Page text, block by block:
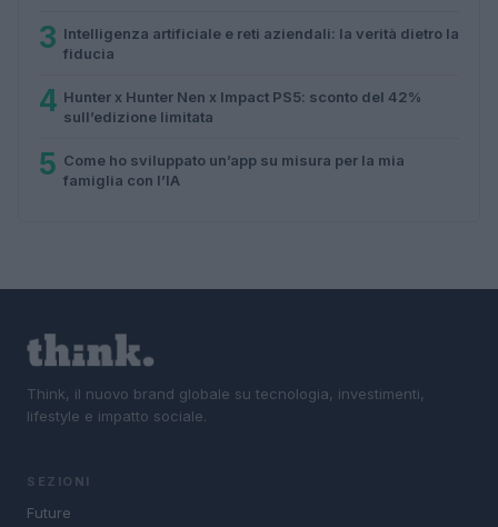
3 Intelligenza artificiale e reti aziendali: la verità dietro la
fiducia
4 Hunter x Hunter Nen x Impact PS5: sconto del 42%
sull’edizione limitata
5 Come ho sviluppato un’app su misura per la mia
famiglia con l’IA
Think, il nuovo brand globale su tecnologia, investimenti,
lifestyle e impatto sociale.
SEZIONI
Future